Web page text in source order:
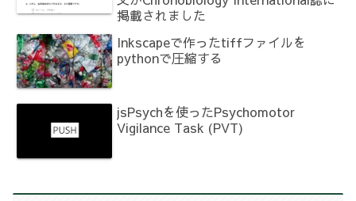
掲載されました
Inkscapeで作ったtiffファイルを
pythonで圧縮する
jsPsychを使ったPsychomotor
Vigilance Task (PVT)